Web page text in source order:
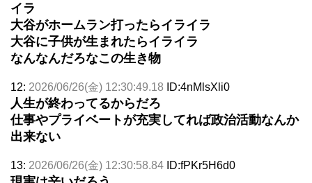
イラ
大谷がホームラン打ったらイライラ
大谷に子供が生まれたらイライラ
なんなんだろなこの生き物
12: 2026/06/26(金) 12:30:49.18 ID:4nMlsXli0
人生が終わってるからだろ
仕事やプライベートが充実してれば政治活動なんか
出来ない
13: 2026/06/26(金) 12:30:58.84 ID:fPKr5H6d0